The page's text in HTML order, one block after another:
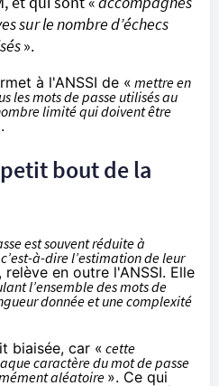
sur le nombre d’échecs
».
à l'ANSSI de « mettre en
les mots de passe utilisés au
limité qui doivent être
bout de la
est souvent réduite à
à-dire l’estimation de leur
relève en outre l'ANSSI. Elle
l’ensemble des mots de
donnée et une complexité
biaisée, car « cette
caractère du mot de passe
aléatoire ». Ce qui